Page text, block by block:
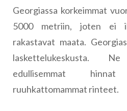
Georgiassa korkeimmat
5000 metriin, joten ei
rakastavat maata.
laskettelukeskusta.
edullisemmat
ruuhkattomammat rinteet.